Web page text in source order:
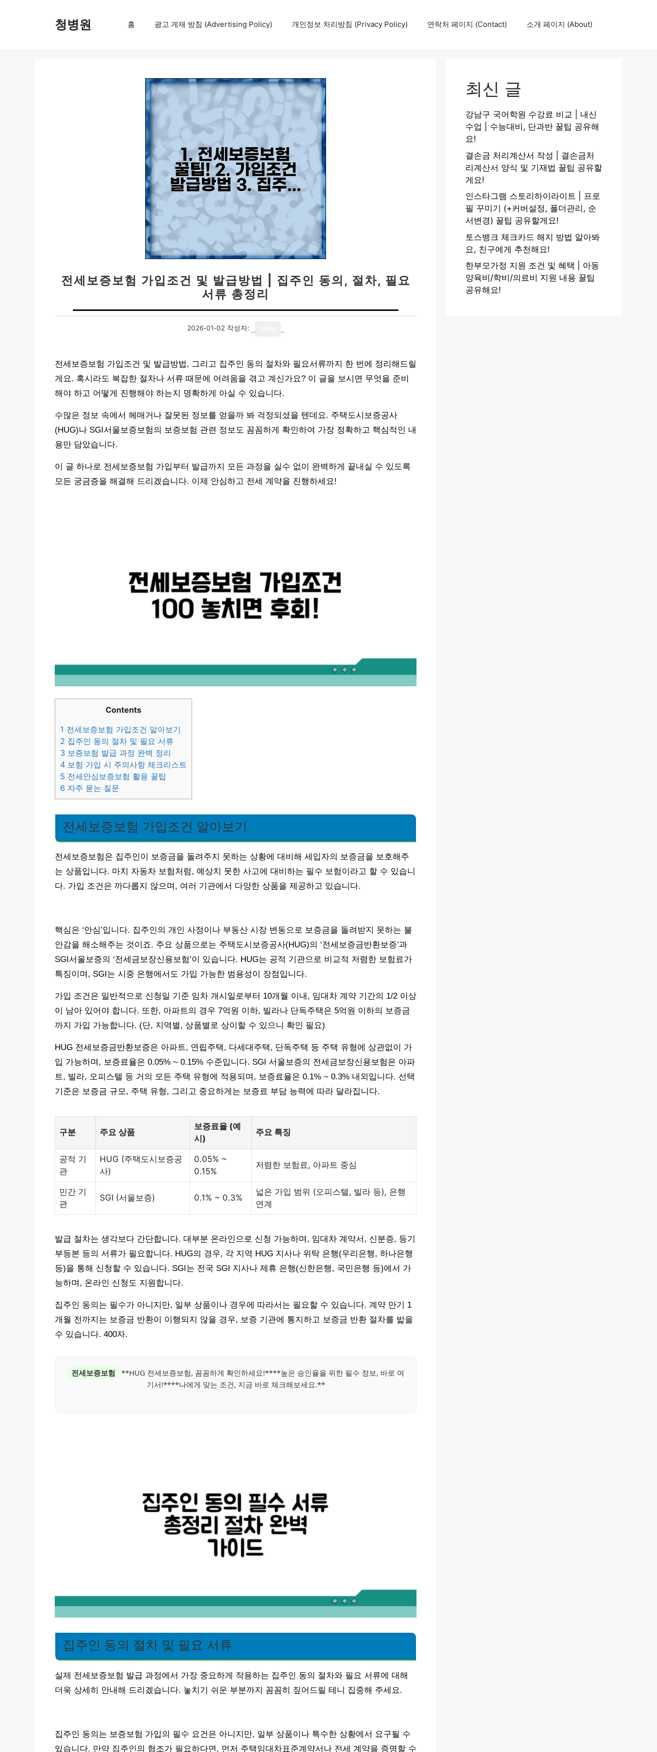
청병원 홈 광고 게재 방침 (Advertising Policy) 개인정보 처리방침 (Privacy Policy) 연락처 페이지 (Contact) 소개 페이지 (About)
전세보증보험 가입조건 및 발급방법 | 집주인 동의, 절차, 필요
서류 총정리
2026-01-02 작성자:
전세보증보험 가입조건 및 발급방법, 그리고 집주인 동의 절차와 필요서류까지 한 번에 정리해드릴
게요. 혹시라도 복잡한 절차나 서류 때문에 어려움을 겪고 계신가요? 이 글을 보시면 무엇을 준비
해야 하고 어떻게 진행해야 하는지 명확하게 아실 수 있습니다.
수많은 정보 속에서 헤매거나 잘못된 정보를 얻을까 봐 걱정되셨을 텐데요. 주택도시보증공사
(HUG)나 SGI서울보증보험의 보증보험 관련 정보도 꼼꼼하게 확인하여 가장 정확하고 핵심적인 내
용만 담았습니다.
이 글 하나로 전세보증보험 가입부터 발급까지 모든 과정을 실수 없이 완벽하게 끝내실 수 있도록
모든 궁금증을 해결해 드리겠습니다. 이제 안심하고 전세 계약을 진행하세요!
Contents
1 전세보증보험 가입조건 알아보기
2 집주인 동의 절차 및 필요 서류
3 보증보험 발급 과정 완벽 정리
4 보험 가입 시 주의사항 체크리스트
5 전세안심보증보험 활용 꿀팁
6 자주 묻는 질문
전세보증보험 가입조건 알아보기
전세보증보험은 집주인이 보증금을 돌려주지 못하는 상황에 대비해 세입자의 보증금을 보호해주
는 상품입니다. 마치 자동차 보험처럼, 예상치 못한 사고에 대비하는 필수 보험이라고 할 수 있습니
다. 가입 조건은 까다롭지 않으며, 여러 기관에서 다양한 상품을 제공하고 있습니다.
핵심은 ‘안심’입니다. 집주인의 개인 사정이나 부동산 시장 변동으로 보증금을 돌려받지 못하는 불
안감을 해소해주는 것이죠. 주요 상품으로는 주택도시보증공사(HUG)의 ‘전세보증금반환보증’과
SGI서울보증의 ‘전세금보장신용보험’이 있습니다. HUG는 공적 기관으로 비교적 저렴한 보험료가
특징이며, SGI는 시중 은행에서도 가입 가능한 범용성이 장점입니다.
가입 조건은 일반적으로 신청일 기준 임차 개시일로부터 10개월 이내, 임대차 계약 기간의 1/2 이상
이 남아 있어야 합니다. 또한, 아파트의 경우 7억원 이하, 빌라나 단독주택은 5억원 이하의 보증금
까지 가입 가능합니다. (단, 지역별, 상품별로 상이할 수 있으니 확인 필요)
HUG 전세보증금반환보증은 아파트, 연립주택, 다세대주택, 단독주택 등 주택 유형에 상관없이 가
입 가능하며, 보증료율은 0.05% ~ 0.15% 수준입니다. SGI 서울보증의 전세금보장신용보험은 아파
트, 빌라, 오피스텔 등 거의 모든 주택 유형에 적용되며, 보증료율은 0.1% ~ 0.3% 내외입니다. 선택
기준은 보증금 규모, 주택 유형, 그리고 중요하게는 보증료 부담 능력에 따라 달라집니다.
구분 주요 상품
보증료율 (예
시)
주요 특징
공적 기
관
HUG (주택도시보증공
사)
0.05% ~
0.15%
저렴한 보험료, 아파트 중심
민간 기
관
SGI (서울보증) 0.1% ~ 0.3%
넓은 가입 범위 (오피스텔, 빌라 등), 은행
연계
발급 절차는 생각보다 간단합니다. 대부분 온라인으로 신청 가능하며, 임대차 계약서, 신분증, 등기
부등본 등의 서류가 필요합니다. HUG의 경우, 각 지역 HUG 지사나 위탁 은행(우리은행, 하나은행
등)을 통해 신청할 수 있습니다. SGI는 전국 SGI 지사나 제휴 은행(신한은행, 국민은행 등)에서 가
능하며, 온라인 신청도 지원합니다.
집주인 동의는 필수가 아니지만, 일부 상품이나 경우에 따라서는 필요할 수 있습니다. 계약 만기 1
개월 전까지는 보증금 반환이 이행되지 않을 경우, 보증 기관에 통지하고 보증금 반환 절차를 밟을
수 있습니다. 400자.
전세보증보험
**HUG 전세보증보험, 꼼꼼하게 확인하세요!****높은 승인율을 위한 필수 정보, 바로 여
기서!****나에게 맞는 조건, 지금 바로 체크해보세요.**
집주인 동의 절차 및 필요 서류
실제 전세보증보험 발급 과정에서 가장 중요하게 작용하는 집주인 동의 절차와 필요 서류에 대해
더욱 상세히 안내해 드리겠습니다. 놓치기 쉬운 부분까지 꼼꼼히 짚어드릴 테니 집중해 주세요.
집주인 동의는 보증보험 가입의 필수 요건은 아니지만, 일부 상품이나 특수한 상황에서 요구될 수
있습니다. 만약 집주인의 협조가 필요하다면, 먼저 주택임대차표준계약서나 전세 계약을 증명할 수
최신 글
강남구 국어학원 수강료 비교 | 내신
수업 | 수능대비, 단과반 꿀팁 공유해
요!
결손금 처리계산서 작성 | 결손금처
리계산서 양식 및 기재법 꿀팁 공유할
게요!
인스타그램 스토리하이라이트 | 프로
필 꾸미기 (+커버설정, 폴더관리, 순
서변경) 꿀팁 공유할게요!
토스뱅크 체크카드 해지 방법 알아봐
요, 친구에게 추천해요!
한부모가정 지원 조건 및 혜택 | 아동
양육비/학비/의료비 지원 내용 꿀팁
공유해요!